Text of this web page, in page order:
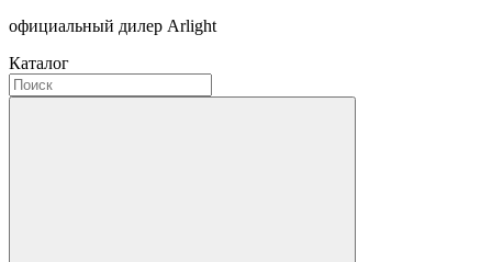
официальный дилер Arlight
Каталог